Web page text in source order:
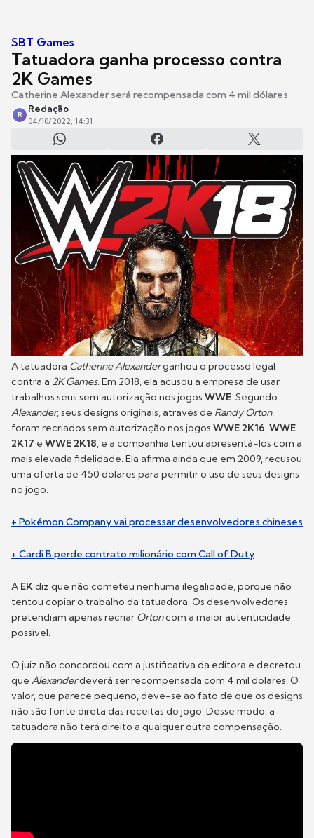
SBT Games
Tatuadora ganha processo contra
2K Games
Catherine Alexander será recompensada com 4 mil dólares
R
Redação
04/10/2022, 14:31
A tatuadora Catherine Alexanderganhou o processo legal
contra a 2K Games. Em 2018, ela acusou a empresa de usar
trabalhos seus sem autorização nos jogos WWE. Segundo
Alexander, seus designs originais, através de Randy Orton,
foram recriados sem autorização nos jogos WWE 2K16,WWE
2K17 e WWE 2K18, e a companhia tentou apresentá-los com a
mais elevada fidelidade. Ela afirma ainda que em 2009, recusou
uma oferta de 450 dólares para permitir o uso de seus designs
no jogo.
+ Pokémon Company vai processar desenvolvedores chineses
+ Cardi B perde contrato milionário com Call of Duty
A EKdiz que não cometeu nenhuma ilegalidade, porque não
tentou copiar o trabalho da tatuadora. Os desenvolvedores
pretendiam apenas recriar Ortoncom a maior autenticidade
possível.
O juiz não concordou com a justificativa da editora e decretou
que Alexanderdeverá ser recompensada com 4 mil dólares. O
valor, que parece pequeno, deve-se ao fato de que os designs
não são fonte direta das receitas do jogo. Desse modo, a
tatuadora não terá direito a qualquer outra compensação.